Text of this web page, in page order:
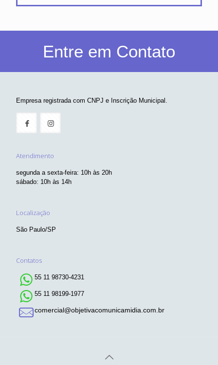
NOVIDADES
Entre em Contato
Empresa registrada com CNPJ e Inscrição Municipal.
Atendimento
segunda a sexta-feira: 10h às 20h
sábado: 10h às 14h